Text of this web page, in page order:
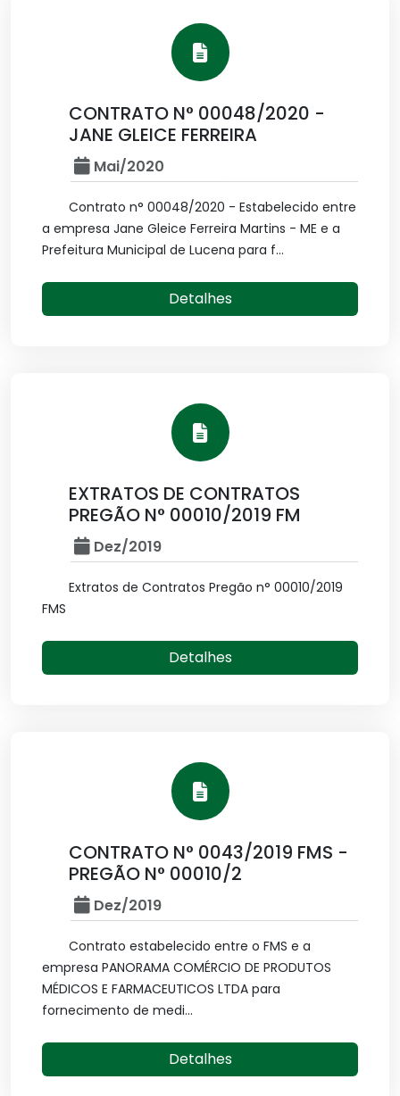
CONTRATO N° 00048/2020 -
JANE GLEICE FERREIRA
Mai/2020
Contrato n° 00048/2020 - Estabelecido entre
a empresa Jane Gleice Ferreira Martins - ME e a
Prefeitura Municipal de Lucena para f...
Detalhes
EXTRATOS DE CONTRATOS
PREGÃO N° 00010/2019 FM
Dez/2019
Extratos de Contratos Pregão n° 00010/2019
FMS
Detalhes
CONTRATO N° 0043/2019 FMS -
PREGÃO N° 00010/2
Dez/2019
Contrato estabelecido entre o FMS e a
empresa PANORAMA COMÉRCIO DE PRODUTOS
MÉDICOS E FARMACEUTICOS LTDA para
fornecimento de medi...
Detalhes